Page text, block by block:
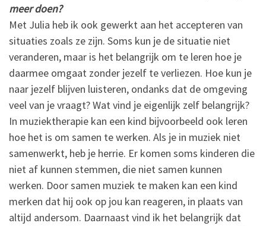
meer doen?
Met Julia heb ik ook gewerkt aan het accepteren van
situaties zoals ze zijn. Soms kun je de situatie niet
veranderen, maar is het belangrijk om te leren hoe je
daarmee omgaat zonder jezelf te verliezen. Hoe kun je
naar jezelf blijven luisteren, ondanks dat de omgeving
veel van je vraagt? Wat vind je eigenlijk zelf belangrijk?
In muziektherapie kan een kind bijvoorbeeld ook leren
hoe het is om samen te werken. Als je in muziek niet
samenwerkt, heb je herrie. Er komen soms kinderen die
niet af kunnen stemmen, die niet samen kunnen
werken. Door samen muziek te maken kan een kind
merken dat hij ook op jou kan reageren, in plaats van
altijd andersom. Daarnaast vind ik het belangrijk dat